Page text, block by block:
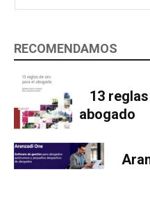
RECOMENDAMOS
13
abogado